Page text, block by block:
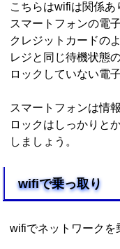
こちらはwifiは関係あ
スマートフォンの電
クレジットカードの
レジと同じ待機状態
ロックしていない電
スマートフォンは情
ロックはしっかりと
しましょう。
wifiで乗っ取り
wifiでネットワークを